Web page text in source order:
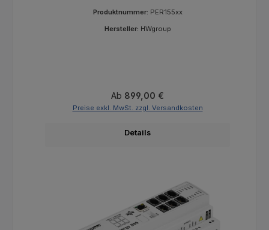
Produktnummer: PER155xx
Hersteller: HWgroup
Regulärer Preis:
Ab 899,00 €
Preise exkl. MwSt. zzgl. Versandkosten
Details